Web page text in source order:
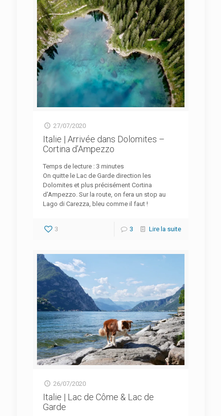
27/07/2020
Italie | Arrivée dans Dolomites –
Cortina d’Ampezzo
Temps de lecture : 3 minutes
On quitte le Lac de Garde direction les
Dolomites et plus précisément Cortina
d'Ampezzo. Sur la route, on fera un stop au
Lago di Carezza, bleu comme il faut !
3 3 Lire la suite
26/07/2020
Italie | Lac de Côme & Lac de
Garde